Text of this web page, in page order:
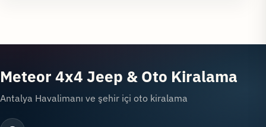
Meteor 4x4 Jeep & Oto Kiralama
Antalya Havalimanı ve şehir içi oto kiralama